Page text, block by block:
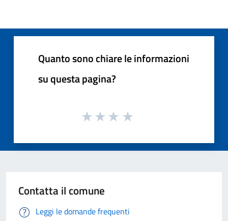
Quanto sono chiare le informazioni
su questa pagina?
Contatta il comune
Leggi le domande frequenti